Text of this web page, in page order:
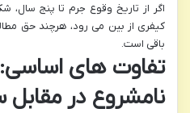
اگر از تاریخ وقوع جرم تا پنج سال،
کیفری از بین می رود، هرچند حق
باقی است.
تفاوت های
نامشروع در مقابل